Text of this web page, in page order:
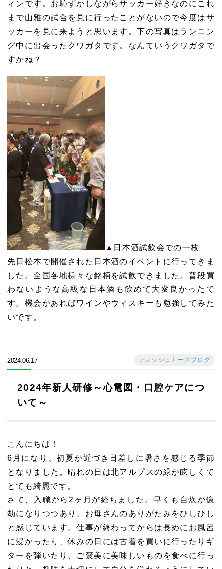
ィンです。お恥ずかしながらサッカー好きなのにこれ
まで山雅の試合を見に行ったことがないので今度はサ
ッカーを見に来ようと思います。下の写真はランニン
グ中に出会ったクワガタです。なんていうクワガタで
すかね？
▲日本酒試飲会での一枚
先日松本で開催された日本酒のイベントに行ってきま
した。全国各地様々な銘柄を試飲できました。普段買
わないような高級な日本酒も飲めて大変良かったで
す。機会があればワインやウィスキーも勉強してみた
いです。
2024.06.17 フレッシュナースブログ
2024年新人研修～心電図・口腔ケアにつ
いて～
こんにちは！
6月になり、初夏が近づき日差しに暑さを感じる季節
となりました。晴れの日は北アルプスの緑が眩しくて
とても綺麗です。
さて、入職から2ヶ月が経ちました。早くも自炊が億
劫になりつつあり、お母さんのありがたみをひしひし
と感じています。仕事が終わってからは長めにお風呂
に浸かったり、休みの日には古着を買いに行ったりギ
ターを弾いたり、ご褒美に美味しいものを食べに行っ